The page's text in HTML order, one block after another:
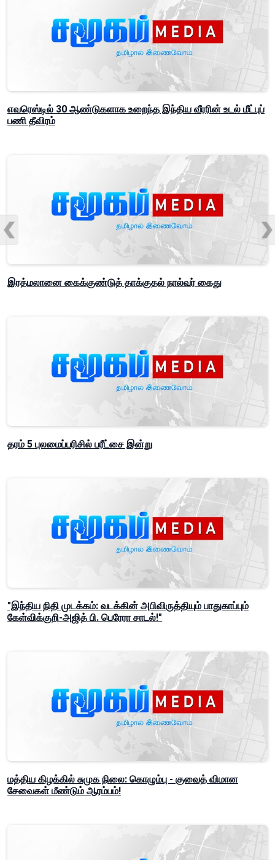
எவரெஸ்டில் 30 ஆண்டுகளாக உறைந்த இந்திய வீரரின் உடல் மீட்புப்
பணி தீவிரம்
இரத்மலானை கைக்குண்டுத் தாக்குதல் நால்வர் கைது
தரம் 5 புலமைப்பரிசில் பரீட்சை இன்று
"இந்திய நிதி முடக்கம்: வடக்கின் அபிவிருத்தியும் பாதுகாப்பும்
கேள்விக்குறி-அஜித் பி. பெரேரா சாடல்!"
மத்திய கிழக்கில் சுமுக நிலை: கொழும்பு - குவைத் விமான
சேவைகள் மீண்டும் ஆரம்பம்!